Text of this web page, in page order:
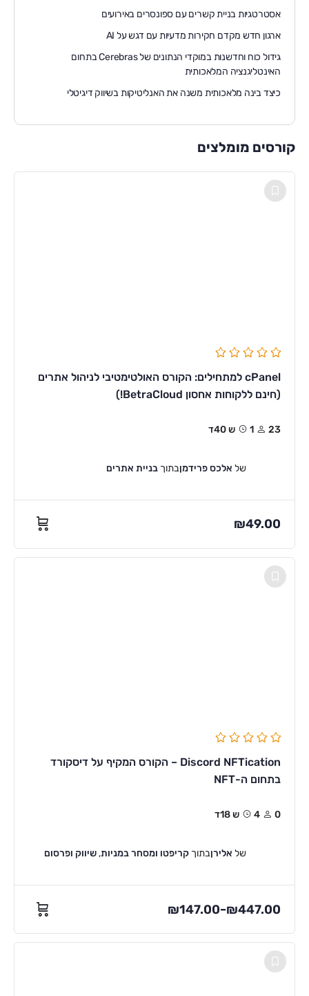
אסטרטגיות בניית קשרים עם ספונסרים באירועים
ארגון חדש מקדם חקירות מדעיות עם דגש על AI
גידול כוח וחדשנות במוקדי הנתונים של Cerebras בתחום
האינטליגנציה המלאכותית
כיצד בינה מלאכותית משנה את האנליטיקות בשיווק דיגיטלי
קורסים מומלצים
cPanel למתחילים: הקורס האולטימטיבי לניהול אתרים
(חינם ללקוחות אחסון BetraCloud!)
23 1ש 40ד
של אלכס פרידמןבתוך בניית אתרים
₪49.00
Discord NFTication – הקורס המקיף על דיסקורד
בתחום ה-NFT
0 4ש 18ד
של אלירןבתוך קריפטו ומסחר במניות, שיווק ופרסום
₪147.00–₪447.00